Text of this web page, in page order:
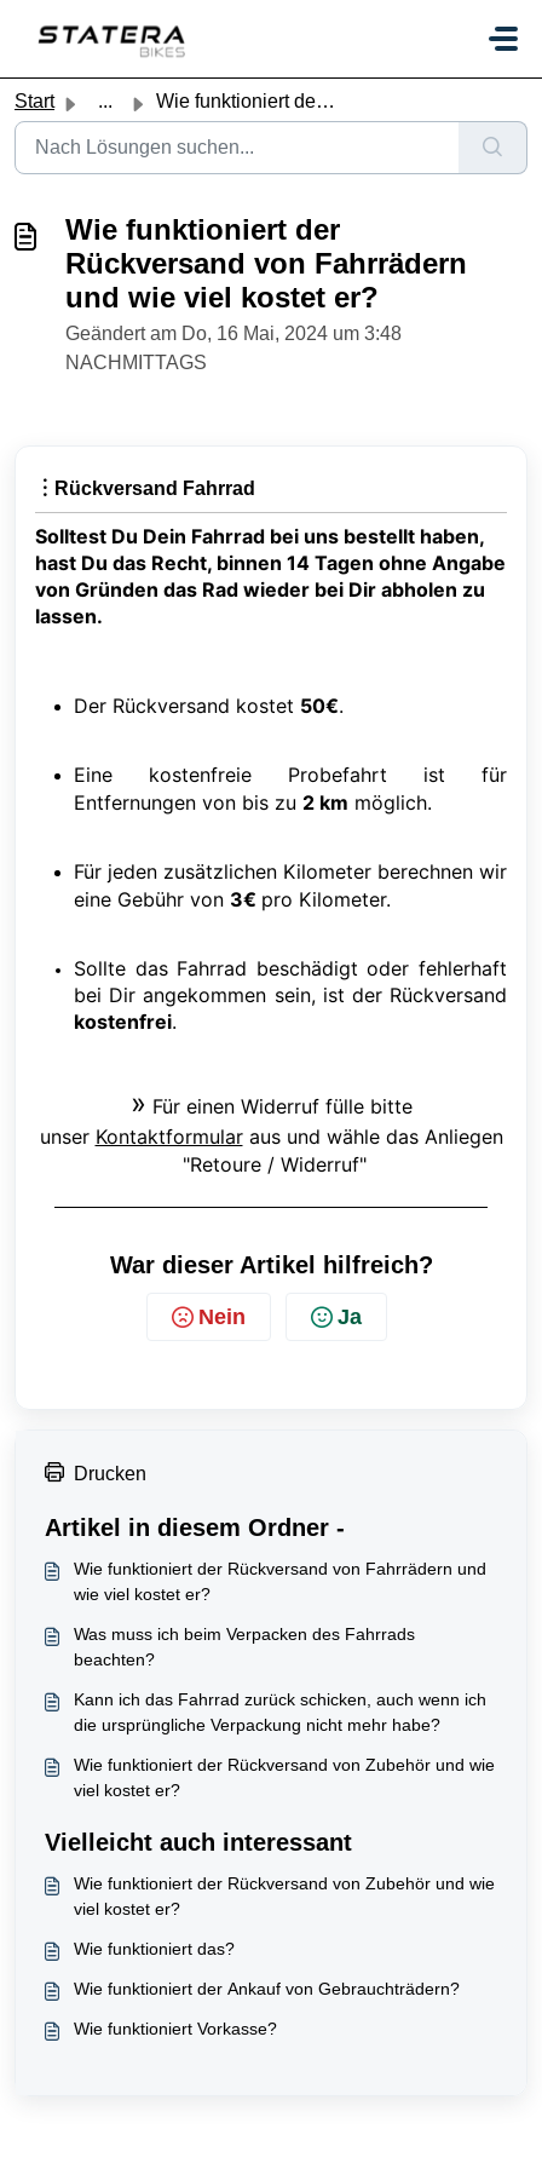
Start ... Wie funktioniert der Rückversand von Fahrrädern und wie v...
Wie funktioniert der
Rückversand von Fahrrädern
und wie viel kostet er?
Geändert am Do, 16 Mai, 2024 um 3:48
NACHMITTAGS
︙Rückversand Fahrrad
Solltest Du Dein Fahrrad bei uns bestellt haben,
hast Du das Recht, binnen 14 Tagen ohne Angabe
von Gründen das Rad wieder bei Dir abholen zu
lassen.
Der Rückversand kostet 50€.
Eine kostenfreie Probefahrt ist für
Entfernungen von bis zu 2 km möglich.
Für jeden zusätzlichen Kilometer berechnen wir
eine Gebühr von 3€ pro Kilometer.
Sollte das Fahrrad beschädigt oder fehlerhaft
bei Dir angekommen sein, ist der Rückversand
kostenfrei.
» Für einen Widerruf fülle bitte
unser Kontaktformularaus und wähle das Anliegen
"Retoure / Widerruf"
War dieser Artikel hilfreich?
Nein Ja
Drucken
Artikel in diesem Ordner -
Wie funktioniert der Rückversand von Fahrrädern und
wie viel kostet er?
Was muss ich beim Verpacken des Fahrrads
beachten?
Kann ich das Fahrrad zurück schicken, auch wenn ich
die ursprüngliche Verpackung nicht mehr habe?
Wie funktioniert der Rückversand von Zubehör und wie
viel kostet er?
Vielleicht auch interessant
Wie funktioniert der Rückversand von Zubehör und wie
viel kostet er?
Wie funktioniert das?
Wie funktioniert der Ankauf von Gebrauchträdern?
Wie funktioniert Vorkasse?